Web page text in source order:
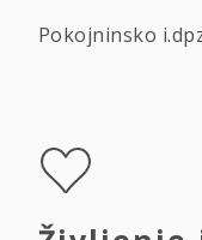
Pokojninsko